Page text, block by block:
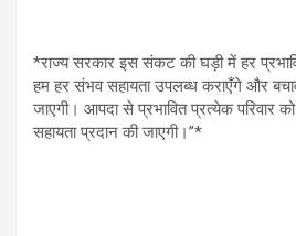
*राज्य सरकार इस संकट की घड़ी में हर
हम हर संभव सहायता उपलब्ध कराएँगे और बचाव
जाएगी। आपदा से प्रभावित प्रत्येक
सहायता प्रदान की जाएगी।”*